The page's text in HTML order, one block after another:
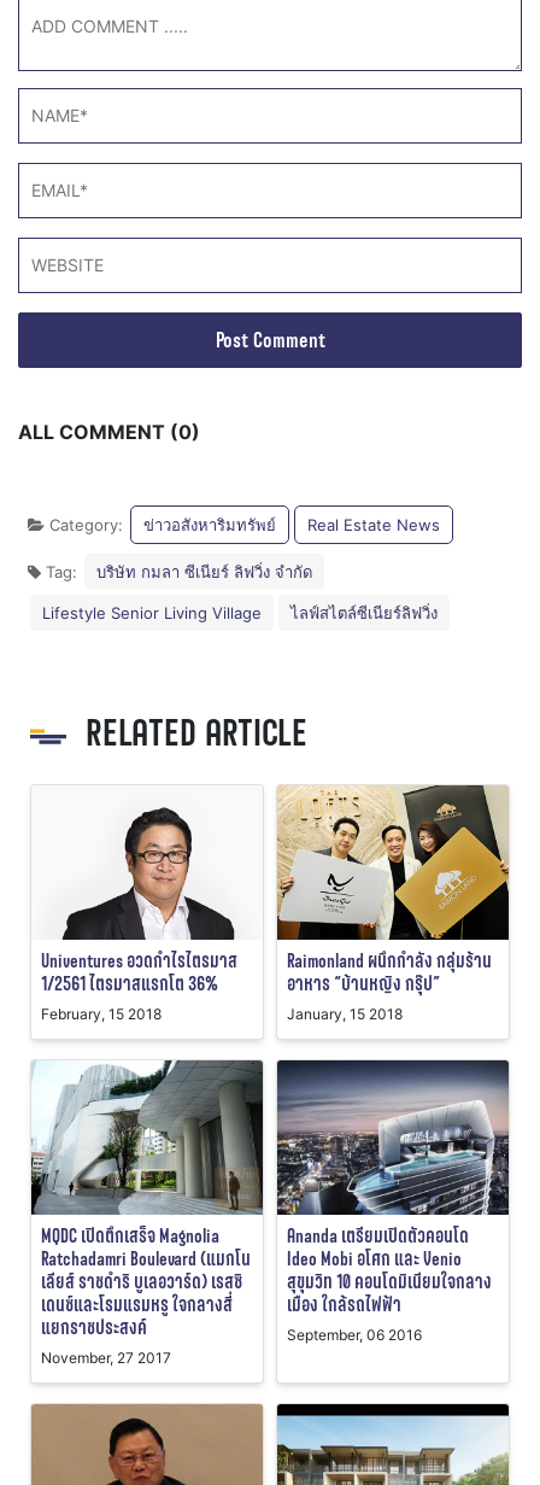
ALL COMMENT (0)
Category: ข่าวอสังหาริมทรัพย์ Real Estate News
Tag: บริษัท กมลา ซีเนียร์ ลิฟวิ่ง จำกัด
Lifestyle Senior Living Village ไลฟ์สไตล์ซีเนียร์ลิฟวิ่ง
RELATED ARTICLE
Univentures อวดกำไรไตรมาส
1/2561 ไตรมาสแรกโต 36%
February, 15 2018
Raimonland ผนึกกำลัง กลุ่มร้าน
อาหาร “บ้านหญิง กรุ๊ป”
January, 15 2018
MQDC เปิดตึกเสร็จ Magnolia
Ratchadamri Boulevard (แมกโน
เลียส์ ราชดำริ บูเลอวาร์ด) เรสซิ
เดนซ์และโรมแรมหรู ใจกลางสี่
แยกราชประสงค์
November, 27 2017
Ananda เตรียมเปิดตัวคอนโด
Ideo Mobi อโศก และ Venio
สุขุมวิท 10 คอนโดมิเนียมใจกลาง
เมือง ใกล้รถไฟฟ้า
September, 06 2016